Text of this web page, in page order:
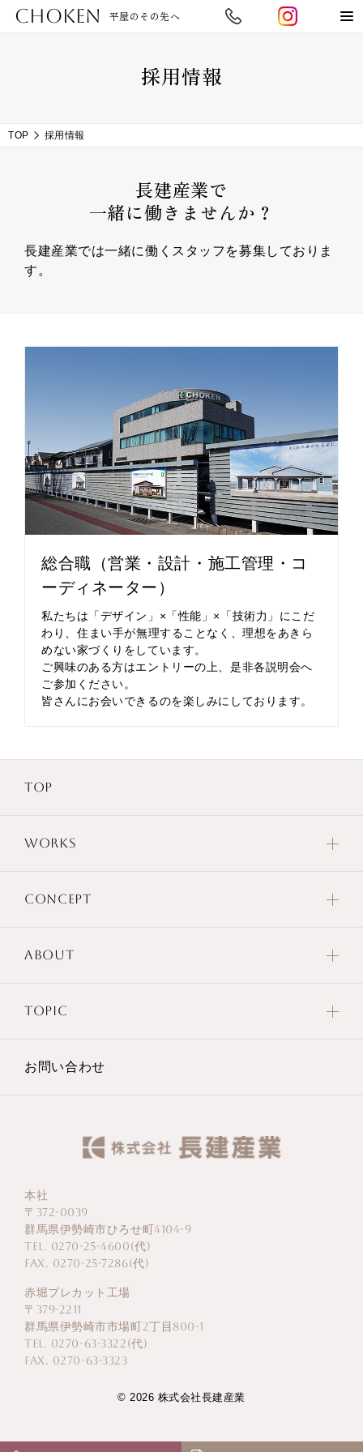
CHOKEN 平屋のその先へ
採用情報
TOP 採用情報
長建産業で
一緒に働きませんか？
長建産業では一緒に働くスタッフを募集しておりま
す。
総合職（営業・設計・施工管理・コ
ーディネーター）
私たちは「デザイン」×「性能」×「技術力」にこだ
わり、 住まい手が無理することなく、理想をあきら
めない家づくりをしています。
ご興味のある方はエントリーの上、是非各説明会へ
ご参加ください。
皆さんにお会いできるのを楽しみにしております。
TOP
WORKS
CONCEPT
ABOUT
TOPIC
お問い合わせ
本社
〒372-0039
群馬県伊勢崎市ひろせ町4104-9
TEL. 0270-25-4600(代)
FAX. 0270-25-7286(代)
赤堀プレカット工場
〒379-2211
群馬県伊勢崎市市場町2丁目800-1
TEL. 0270-63-3322(代)
FAX. 0270-63-3323
© 2026 株式会社長建産業